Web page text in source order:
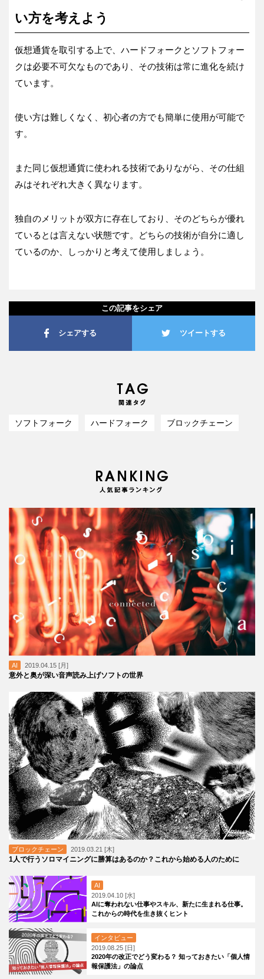
い方を考えよう
仮想通貨を取引する上で、ハードフォークとソフトフォー
クは必要不可欠なものであり、その技術は常に進化を続け
ています。
使い方は難しくなく、初心者の方でも簡単に使用が可能で
す。
また同じ仮想通貨に使われる技術でありながら、その仕組
みはそれぞれ大きく異なります。
独自のメリットが双方に存在しており、そのどちらが優れ
ているとは言えない状態です。どちらの技術が自分に適し
ているのか、しっかりと考えて使用しましょう。
この記事をシェア
シェアする ツイートする
ソフトフォーク ハードフォーク ブロックチェーン
AI 2019.04.15 [月]
意外と奥が深い音声読み上げソフトの世界
ブロックチェーン 2019.03.21 [木]
1人で行うソロマイニングに勝算はあるのか？これから始める人のために
AI
2019.04.10 [水]
AIに奪われない仕事やスキル、新たに生まれる仕事。
これからの時代を生き抜くヒント
インタビュー
2019.08.25 [日]
2020年の改正でどう変わる？ 知っておきたい「個人情
報保護法」の論点